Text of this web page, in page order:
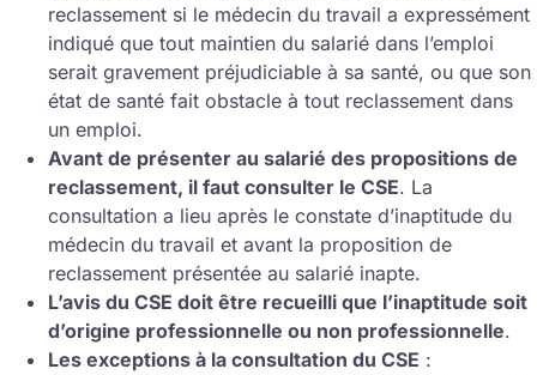
reclassement si le médecin du travail a expressément
indiqué que tout maintien du salarié dans l’emploi
serait gravement préjudiciable à sa santé, ou que son
état de santé fait obstacle à tout reclassement dans
un emploi.
Avant de présenter au salarié des propositions de
reclassement, il faut consulter le CSE. La
consultation a lieu après le constate d’inaptitude du
médecin du travail et avant la proposition de
reclassement présentée au salarié inapte.
L’avis du CSE doit être recueilli que l’inaptitude soit
d’origine professionnelle ou non professionnelle.
Les exceptions à la consultation du CSE :